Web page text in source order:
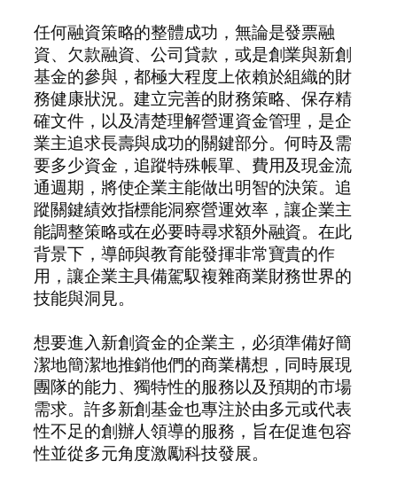
任何融資策略的整體成功，無論是發票融
資、欠款融資、公司貸款，或是創業與新創
基金的參與，都極大程度上依賴於組織的財
務健康狀況。建立完善的財務策略、保存精
確文件，以及清楚理解營運資金管理，是企
業主追求長壽與成功的關鍵部分。何時及需
要多少資金，追蹤特殊帳單、費用及現金流
通週期，將使企業主能做出明智的決策。追
蹤關鍵績效指標能洞察營運效率，讓企業主
能調整策略或在必要時尋求額外融資。在此
背景下，導師與教育能發揮非常寶貴的作
用，讓企業主具備駕馭複雜商業財務世界的
技能與洞見。
想要進入新創資金的企業主，必須準備好簡
潔地簡潔地推銷他們的商業構想，同時展現
團隊的能力、獨特性的服務以及預期的市場
需求。許多新創基金也專注於由多元或代表
性不足的創辦人領導的服務，旨在促進包容
性並從多元角度激勵科技發展。